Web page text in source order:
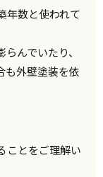
年数と使われて
んでいたり、
も外壁塗装を依
ことをご理解い